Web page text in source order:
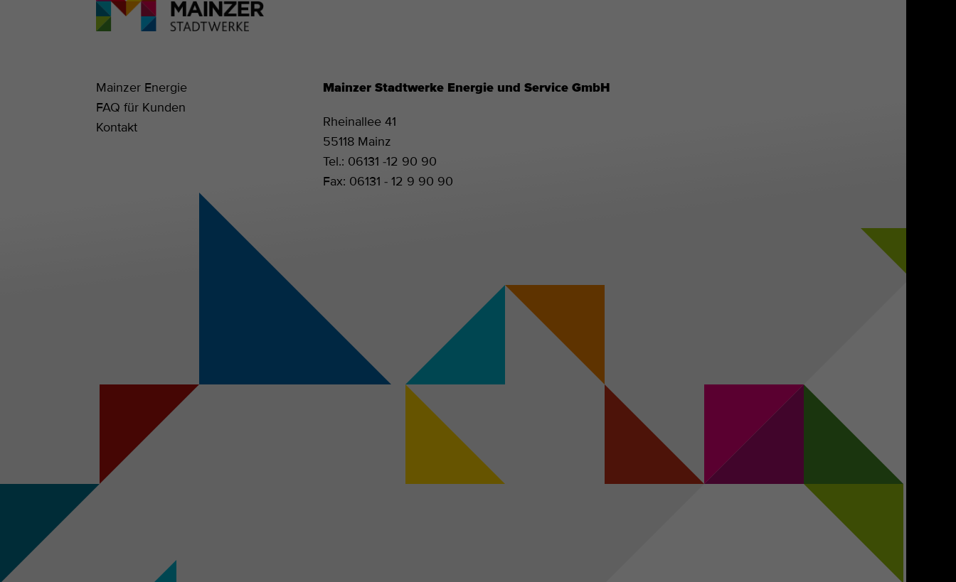
Mainzer Energie
FAQ für Kunden
Kontakt
Mainzer Stadtwerke Energie und Service GmbH
Rheinallee 41
55118 Mainz
Tel.: 06131 -12 90 90
Fax: 06131 - 12 9 90 90